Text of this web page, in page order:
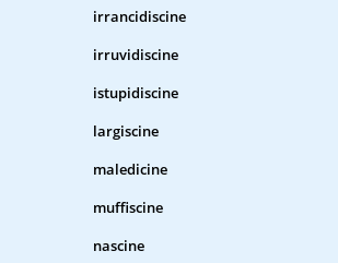
irrancidiscine
irruvidiscine
istupidiscine
largiscine
maledicine
muffiscine
nascine